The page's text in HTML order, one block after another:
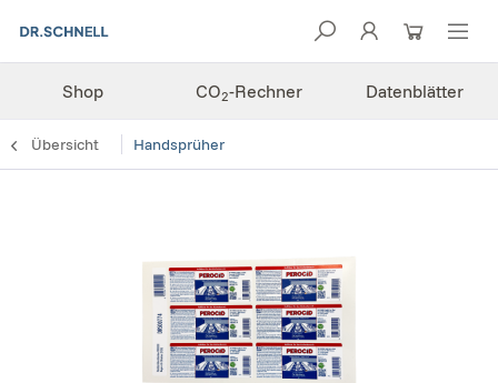
Shop CO2-Rechner Datenblätter
Übersicht Handsprüher